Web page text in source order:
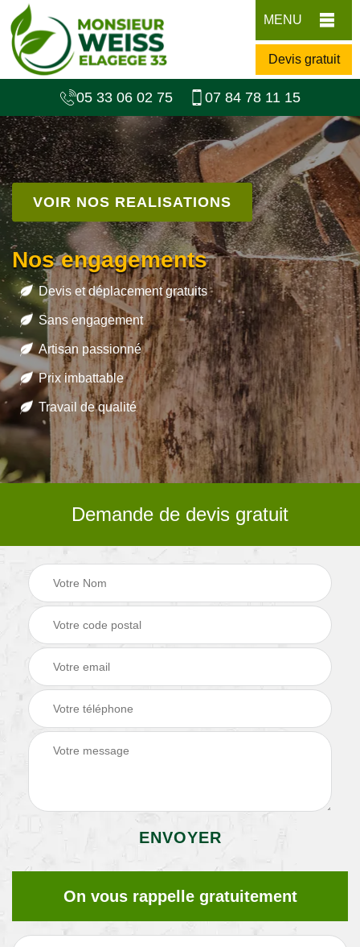
MENU
Devis gratuit
05 33 06 02 75 07 84 78 11 15
VOIR NOS REALISATIONS
Nos engagements
Devis et déplacement gratuits
Sans engagement
Artisan passionné
Prix imbattable
Travail de qualité
Demande de devis gratuit
On vous rappelle gratuitement